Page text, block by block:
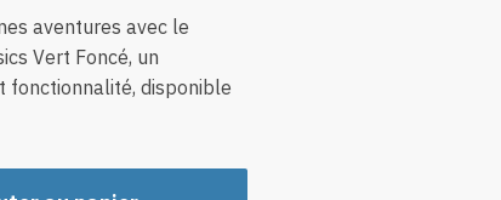
aventures avec le
Vert Foncé, un
fonctionnalité, disponible